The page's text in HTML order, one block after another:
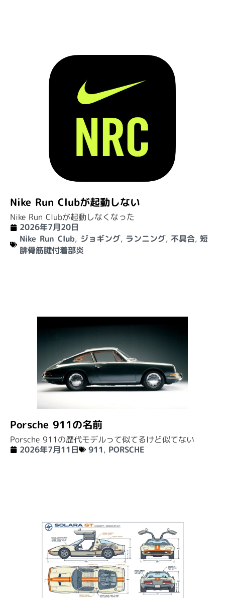
Nike Run Clubが起動しない
Nike Run Clubが起動しなくなった
2026年7月20日
Nike Run Club, ジョギング, ランニング, 不具合,短
腓骨筋腱付着部炎
Porsche 911の名前
Porsche 911の歴代モデルって似てるけど似てない
2026年7月11日
911, PORSCHE